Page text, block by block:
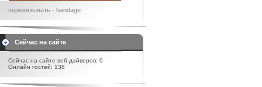
перевязывать - bandage
Сейчас на сайте
Сейчас на сайте веб-дайверов: 0
Онлайн гостей: 138